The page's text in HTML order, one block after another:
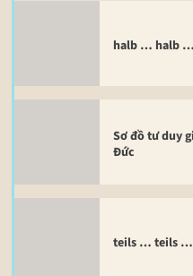
halb … halb
Sơ đồ tư duy
Đức
teils … teils